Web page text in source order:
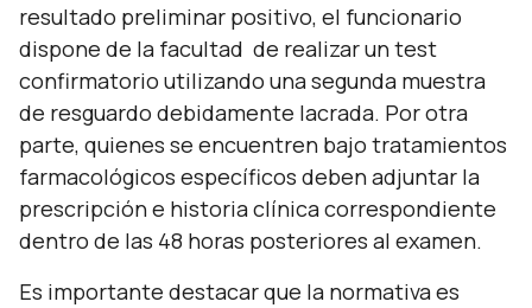
resultado preliminar positivo, el funcionario
dispone de la facultad de realizar un test
confirmatorio utilizando una segunda muestra
de resguardo debidamente lacrada. Por otra
parte, quienes se encuentren bajo tratamientos
farmacológicos específicos deben adjuntar la
prescripción e historia clínica correspondiente
dentro de las 48 horas posteriores al examen.
Es importante destacar que la normativa es